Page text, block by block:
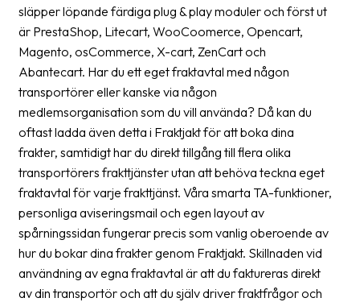
Upphämtningar
Manualer
Nedladdningar
Streckkodsläsare
Kundtjänst
Om
företaget
Om
Fraktjakt
Pressrum
släpper löpande färdiga plug & play moduler och först ut
är PrestaShop, Litecart, WooCoomerce, Opencart,
Magento, osCommerce, X-cart, ZenCart och
Abantecart. Har du ett eget fraktavtal med någon
transportörer eller kanske via någon
medlemsorganisation som du vill använda? Då kan du
oftast ladda även detta i Fraktjakt för att boka dina
frakter, samtidigt har du direkt tillgång till flera olika
transportörers frakttjänster utan att behöva teckna eget
fraktavtal för varje frakttjänst. Våra smarta TA-funktioner,
personliga aviseringsmail och egen layout av
spårningssidan fungerar precis som vanlig oberoende av
hur du bokar dina frakter genom Fraktjakt. Skillnaden vid
användning av egna fraktavtal är att du faktureras direkt
av din transportör och att du själv driver fraktfrågor och